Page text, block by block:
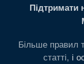
Підтримати
Більше правил
статті, і